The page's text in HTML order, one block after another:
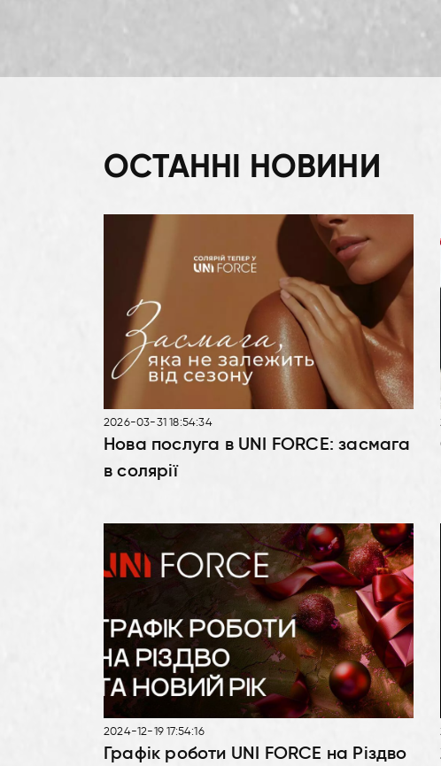
ОСТАННІ НОВИНИ
2026-03-31 18:54:34
Нова послуга в UNI FORCE: засмага
в солярії
2024-12-19 17:54:16
Графік роботи UNI FORCE на Різдво